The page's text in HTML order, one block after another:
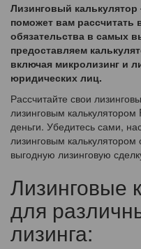
Лизинговый
поможет вам рассчитать
обязательства в самых
предоставляем
включая микролизинг и
юридических лиц.
Рассчитайте свои
лизинговым
деньги. Убедитесь сами,
лизинговым
выгодную лизинговую
Лизинговые
для
лизинга: